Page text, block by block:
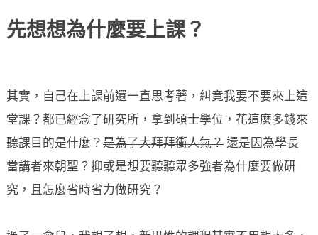
先想想為什麼要上課？
其實，自己在上課前還一直思考著，糾竟我要不要來上這
堂課？都已經念了研究所，拿到碩士學位，花這麼多錢來
聽課目的是什麼？ 是為了大拜拜衝人氣？ 還是因為學長
當講者來朝聖？抑或是想要聽聽眾多強者為什麼要做研
究，且怎麼省時省力做研究？